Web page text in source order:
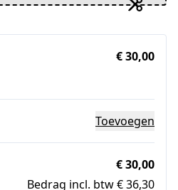
€ 30,00
Toevoegen
€ 30,00
Bedrag incl. btw € 36,30